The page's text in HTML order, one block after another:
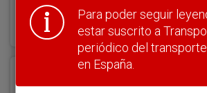
¿Olvidó su clave?
Haga clic aquí para recuperarla.
Registrarse
Para poder seguir
estar suscrito a
periódico del
en España.